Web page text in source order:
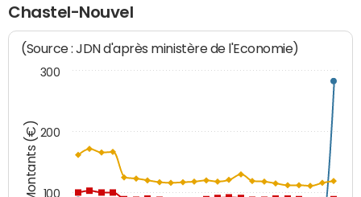
Chastel-Nouvel
Montants (€)
(Source : JDN d'après ministère de l'Economie)
100
200
300